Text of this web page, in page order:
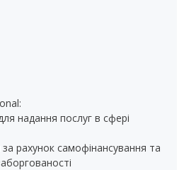
надання послуг в сфері
рахунок самофінансування та